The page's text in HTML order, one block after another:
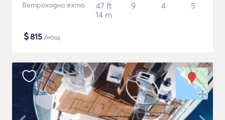
Ветроходна яхта
47 ft
14 m
9 4 5
$815 /нощ